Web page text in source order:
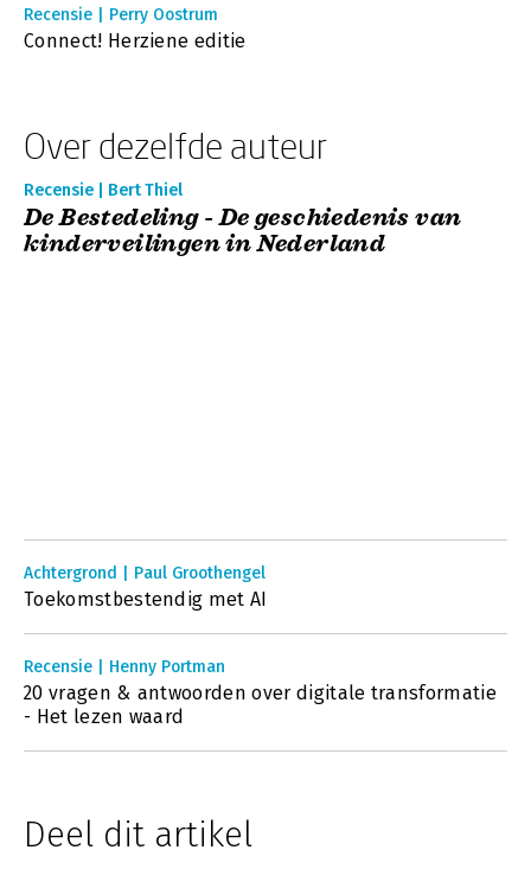
Recensie | Perry Oostrum
Connect! Herziene editie
Over dezelfde auteur
Recensie | Bert Thiel
De Bestedeling - De geschiedenis van
kinderveilingen in Nederland
Achtergrond | Paul Groothengel
Toekomstbestendig met AI
Recensie | Henny Portman
20 vragen & antwoorden over digitale transformatie
- Het lezen waard
Deel dit artikel